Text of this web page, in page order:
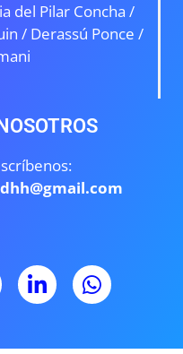
del Pilar Concha /
/ Derassú Ponce /